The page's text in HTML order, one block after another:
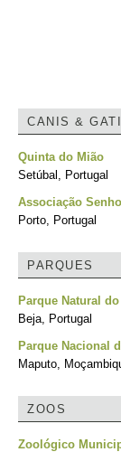
CANIS &
Quinta do Mião
Setúbal, Portugal
Associação
Porto, Portugal
PARQUES
Parque Natural
Beja, Portugal
Parque Nacional
Maputo,
ZOOS
Zoológico